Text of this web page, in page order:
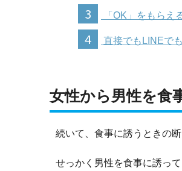
3 「OK」をもらえ
4 直接でもLINEで
女性から男性を食
続いて、食事に誘うときの
せっかく男性を食事に誘っ